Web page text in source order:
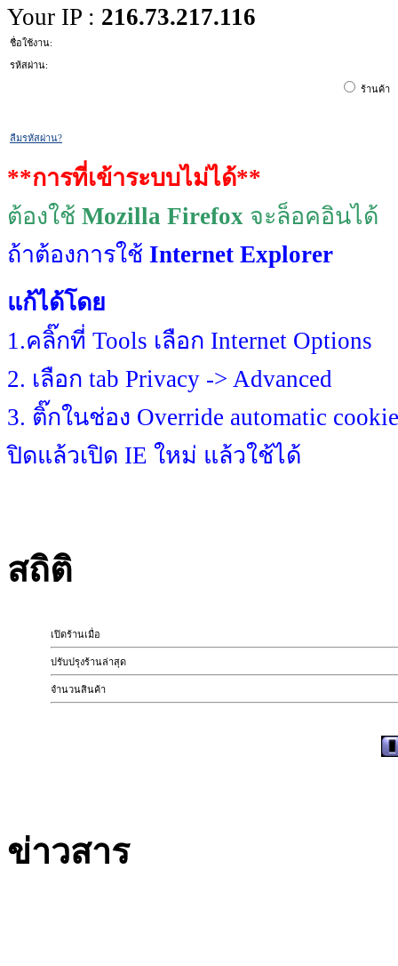
Your IP : 216.73.217.116
ชื่อใช้งาน:
รห้สผ่าน:
ร้านค้
ลืมรหัสผ่าน?
**การที่เข้าระบบไม่ได้**
ต้องใช้ Mozilla Firefox จะล็อคอินได้
ถ้าต้องการใช้ Internet Explorer
แก้ได้โดย
1.คลิ๊กที่ Tools เลือก Internet Options
2. เลือก tab Privacy -> Advanced
3. ติ๊กในช่อง Override automatic
ปิดแล้วเปิด IE ใหม่ แล้วใช้ได้
สถิติ
เปิดร้านเมื่อ
ปรับปรุงร้านล่าสุด
จำนวนสินค้า
ข่าวสาร